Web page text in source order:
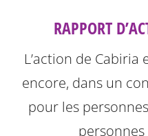
RAPPORT
L’action de Cabiria
encore, dans un
pour les